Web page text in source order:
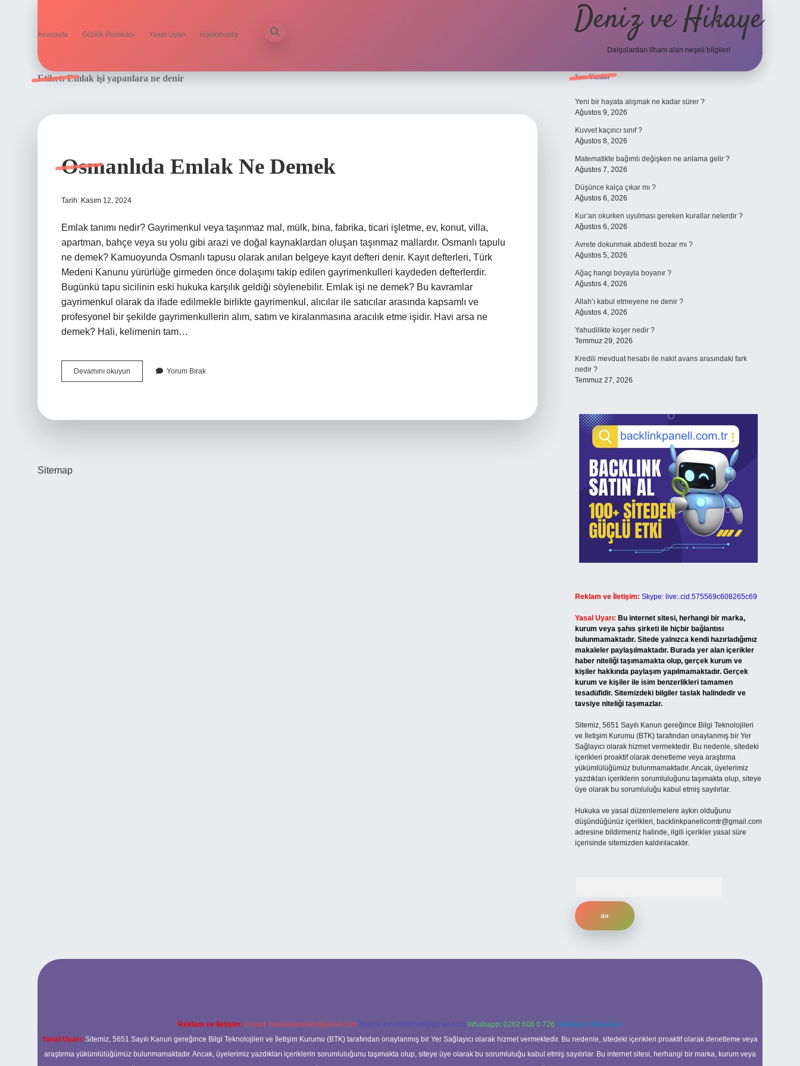
Anasayfa Gizlilik Politikası Yasal Uyarı Hakkımızda Deniz ve Hikaye
Dalgalardan ilham alan neşeli bilgiler!
Etiket:Emlak işi yapanlara ne denir
Osmanlıda Emlak Ne Demek
Tarih: Kasım 12, 2024
Emlak tanımı nedir? Gayrimenkul veya taşınmaz mal, mülk, bina, fabrika, ticari işletme, ev, konut, villa,
apartman, bahçe veya su yolu gibi arazi ve doğal kaynaklardan oluşan taşınmaz mallardır. Osmanlı tapulu
ne demek? Kamuoyunda Osmanlı tapusu olarak anılan belgeye kayıt defteri denir. Kayıt defterleri, Türk
Medeni Kanunu yürürlüğe girmeden önce dolaşımı takip edilen gayrimenkulleri kaydeden defterlerdir.
Bugünkü tapu sicilinin eski hukuka karşılık geldiği söylenebilir. Emlak işi ne demek? Bu kavramlar
gayrimenkul olarak da ifade edilmekle birlikte gayrimenkul, alıcılar ile satıcılar arasında kapsamlı ve
profesyonel bir şekilde gayrimenkullerin alım, satım ve kiralanmasına aracılık etme işidir. Havi arsa ne
demek? Hali, kelimenin tam…
Devamını okuyun Osmanlıda
Emlak
Yorum Bırak
Sitemap
Sidebar
Son Yazılar
Yeni bir hayata alışmak ne kadar sürer ?
Ağustos 9, 2026
Kuvvet kaçıncı sınıf ?
Ağustos 8, 2026
Matematikte bağımlı değişken ne anlama gelir ?
Ağustos 7, 2026
Düşünce kalça çıkar mı ?
Ağustos 6, 2026
Kur’an okurken uyulması gereken kurallar nelerdir ?
Ağustos 6, 2026
Avrete dokunmak abdesti bozar mı ?
Ağustos 5, 2026
Ağaç hangi boyayla boyanır ?
Ağustos 4, 2026
Allah’ı kabul etmeyene ne denir ?
Ağustos 4, 2026
Yahudilikte koşer nedir ?
Temmuz 29, 2026
Kredili mevduat hesabı ile nakit avans arasındaki fark
nedir ?
Temmuz 27, 2026
Reklam ve İletişim: Skype: live:.cid.575569c608265c69
Yasal Uyarı: Bu internet sitesi, herhangi bir marka,
kurum veya şahıs şirketi ile hiçbir bağlantısı
bulunmamaktadır. Sitede yalnızca kendi hazırladığımız
makaleler paylaşılmaktadır. Burada yer alan içerikler
haber niteliği taşımamakta olup, gerçek kurum ve
kişiler hakkında paylaşım yapılmamaktadır. Gerçek
kurum ve kişiler ile isim benzerlikleri tamamen
tesadüfidir. Sitemizdeki bilgiler taslak halindedir ve
tavsiye niteliği taşımazlar.
Sitemiz, 5651 Sayılı Kanun gereğince Bilgi Teknolojileri
ve İletişim Kurumu (BTK) tarafından onaylanmış bir Yer
Sağlayıcı olarak hizmet vermektedir. Bu nedenle, sitedeki
içerikleri proaktif olarak denetleme veya araştırma
yükümlülüğümüz bulunmamaktadır. Ancak, üyelerimiz
yazdıkları içeriklerin sorumluluğunu taşımakta olup, siteye
üye olarak bu sorumluluğu kabul etmiş sayılırlar.
Hukuka ve yasal düzenlemelere aykırı olduğunu
düşündüğünüz içerikleri, backlinkpanelicomtr@gmail.com
adresine bildirmeniz halinde, ilgili içerikler yasal süre
içerisinde sitemizden kaldırılacaktır.
ilbet yeni giriş
Reklam ve İletişim: E-mail: backlinkpaneli@gmail.com Teams: forumhizmeti@gmail.com Whatsapp: 0262 606 0 726 Telegram: @karabul
Yasal Uyarı: Sitemiz, 5651 Sayılı Kanun gereğince Bilgi Teknolojileri ve İletişim Kurumu (BTK) tarafından onaylanmış bir Yer Sağlayıcı olarak hizmet vermektedir. Bu nedenle, sitedeki içerikleri proaktif olarak denetleme veya
araştırma yükümlülüğümüz bulunmamaktadır. Ancak, üyelerimiz yazdıkları içeriklerin sorumluluğunu taşımakta olup, siteye üye olarak bu sorumluluğu kabul etmiş sayılırlar. Bu internet sitesi, herhangi bir marka, kurum veya